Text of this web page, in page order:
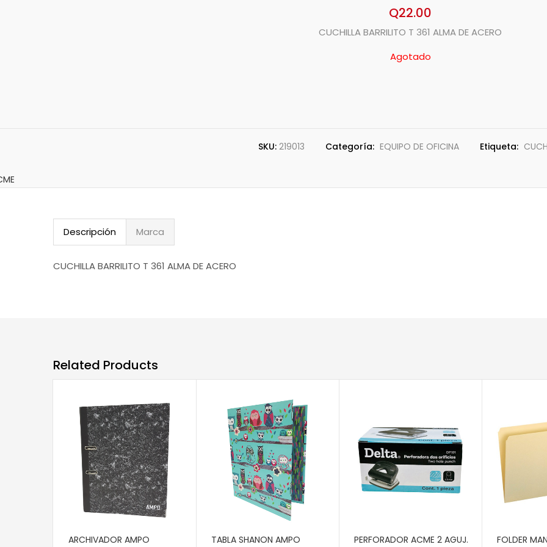
Q22.00
CUCHILLA BARRILITO T 361 ALMA DE ACERO
Agotado
SKU: 219013 Categoría: EQUIPO DE OFICINA Etiqueta:
Descripción Marca
CUCHILLA BARRILITO T 361 ALMA DE ACERO
Related Products
ARCHIVADOR AMPO
TABLA SHANON AMPO
PERFORADOR ACME 2 AGUJ.
FOLDER